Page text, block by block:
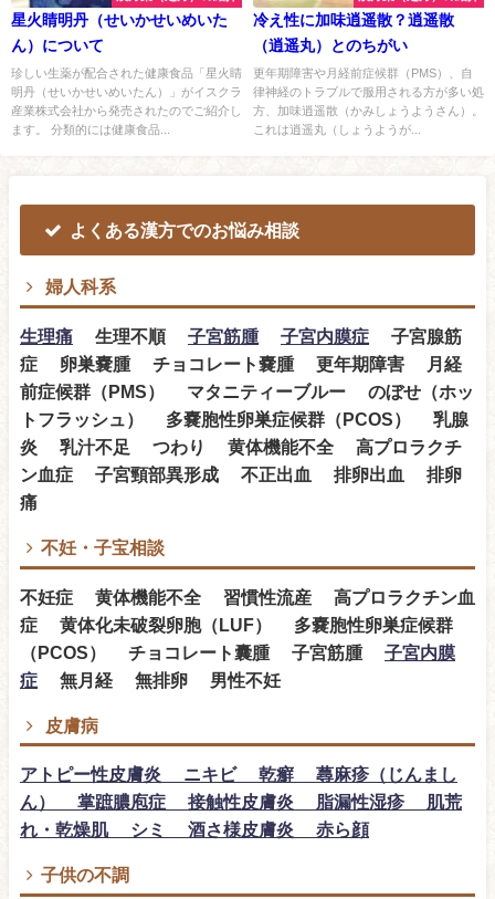
星火睛明丹（せいかせいめいた
ん）について
珍しい生薬が配合された健康食品「星火睛
明丹（せいかせいめいたん）」がイスクラ
産業株式会社から発売されたのでご紹介し
ます。 分類的には健康食品...
冷え性に加味逍遥散？逍遥散
（逍遥丸）とのちがい
更年期障害や月経前症候群（PMS）、自
律神経のトラブルで服用される方が多い処
方、加味逍遥散（かみしょうようさん）。
これは逍遥丸（しょうようが...
よくある漢方でのお悩み相談
婦人科系
生理痛 生理不順 子宮筋腫 子宮内膜症 子宮腺筋
症 卵巣嚢腫 チョコレート嚢腫 更年期障害 月経
前症候群（PMS） マタニティーブルー のぼせ（ホッ
トフラッシュ） 多嚢胞性卵巣症候群（PCOS） 乳腺
炎 乳汁不足 つわり 黄体機能不全 高プロラクチ
ン血症 子宮頸部異形成 不正出血 排卵出血 排卵
痛
不妊・子宝相談
不妊症 黄体機能不全 習慣性流産 高プロラクチン血
症 黄体化未破裂卵胞（LUF） 多嚢胞性卵巣症候群
（PCOS） チョコレート囊腫 子宮筋腫 子宮内膜
症 無月経 無排卵 男性不妊
皮膚病
アトピー性皮膚炎 ニキビ 乾癬 蕁麻疹（じんまし
ん） 掌蹠膿庖症 接触性皮膚炎 脂漏性湿疹 肌荒
れ・乾燥肌 シミ 酒さ様皮膚炎 赤ら顔
子供の不調